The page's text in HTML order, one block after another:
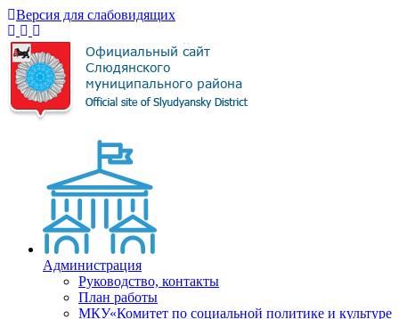
Версия для слабовидящих
Администрация
Руководство, контакты
План работы
МКУ«Комитет по социальной политике и культуре